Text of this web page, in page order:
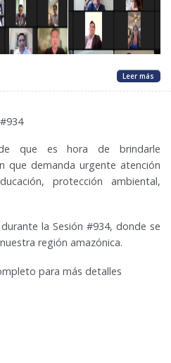
Leer más
de que es hora de brindarle
que demanda urgente atención
protección ambiental,
la Sesión #934, donde se
región amazónica.
para más detalles